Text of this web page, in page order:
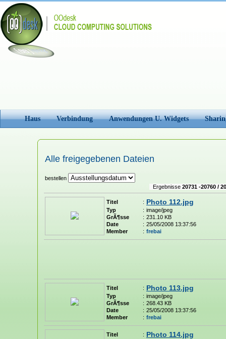
Haus Verbindung Anwendungen U. Widgets
Alle freigegebenen Dateien
bestellen
Ergebnisse 20731 -20760 /
Titel : Photo 112.jpg
Typ : image/jpeg
GrÃ¶sse
: 231.10 KB
Date
: 25/05/2008 13:37:56
Member
: frebai
Titel : Photo 113.jpg
Typ : image/jpeg
GrÃ¶sse
: 268.43 KB
Date
: 25/05/2008 13:37:56
Member
: frebai
Titel : Photo 114.jpg